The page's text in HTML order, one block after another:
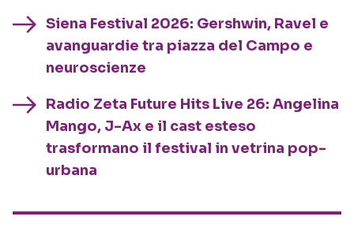
Siena Festival 2026: Gershwin, Ravel e
avanguardie tra piazza del Campo e
neuroscienze
Radio Zeta Future Hits Live 26: Angelina
Mango, J-Ax e il cast esteso
trasformano il festival in vetrina pop-
urbana